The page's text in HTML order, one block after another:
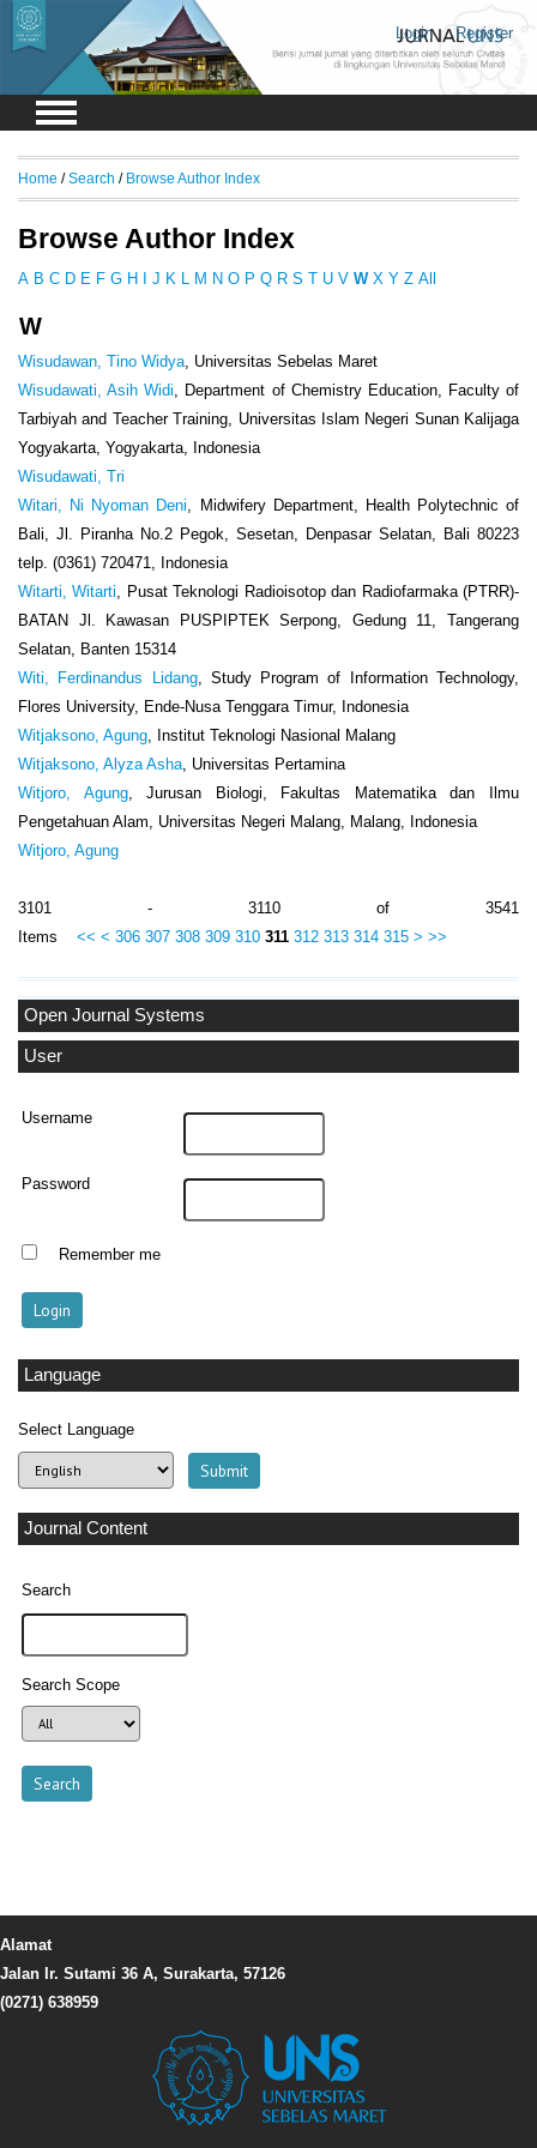
Login Register
Open Journal Systems
User
Username
Password
Remember me
Language
Select Language
Journal Content
Search
Search Scope
Home /Search / Browse Author Index
Browse Author Index
A B C D E F G H J K M N O P Q R S T U V W X Y Z All
W
Wisudawan, Tino Widya, Universitas Sebelas Maret
Wisudawati, Asih Widi, Department of Chemistry Education, Faculty of
Tarbiyah and Teacher Training, Universitas Islam Negeri Sunan Kalijaga
Yogyakarta, Yogyakarta, Indonesia
Wisudawati, Tri
Witari, Ni Nyoman Deni, Midwifery Department, Health Polytechnic of
Bali, Jl. Piranha No.2 Pegok, Sesetan, Denpasar Selatan, Bali 80223
telp. (0361) 720471, Indonesia
Witarti, Witarti, Pusat Teknologi Radioisotop dan Radiofarmaka (PTRR)-
BATAN Jl. Kawasan PUSPIPTEK Serpong, Gedung 11, Tangerang
Selatan, Banten 15314
Witi, Ferdinandus Lidang, Study Program of Information Technology,
Flores University, Ende-Nusa Tenggara Timur, Indonesia
Witjaksono, Agung, Institut Teknologi Nasional Malang
Witjaksono, Alyza Asha, Universitas Pertamina
Witjoro, Agung, Jurusan Biologi, Fakultas Matematika dan Ilmu
Pengetahuan Alam, Universitas Negeri Malang, Malang, Indonesia
Witjoro, Agung
3101 - 3110 of 3541
Items << < 306 307 308 309 310 311 312 313 314 315 > >>
Alamat
Jalan Ir. Sutami 36 A, Surakarta, 57126
(0271) 638959